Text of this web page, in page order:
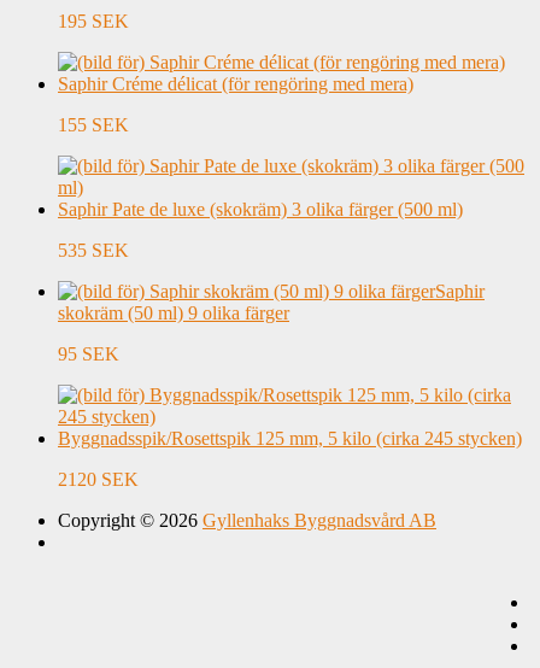
195 SEK
Saphir Créme délicat (för rengöring med mera)
155 SEK
Saphir Pate de luxe (skokräm) 3 olika färger (500 ml)
535 SEK
Saphir
skokräm (50 ml) 9 olika färger
95 SEK
Byggnadsspik/Rosettspik 125 mm, 5 kilo (cirka 245 stycken)
2120 SEK
Copyright © 2026 Gyllenhaks Byggnadsvård AB